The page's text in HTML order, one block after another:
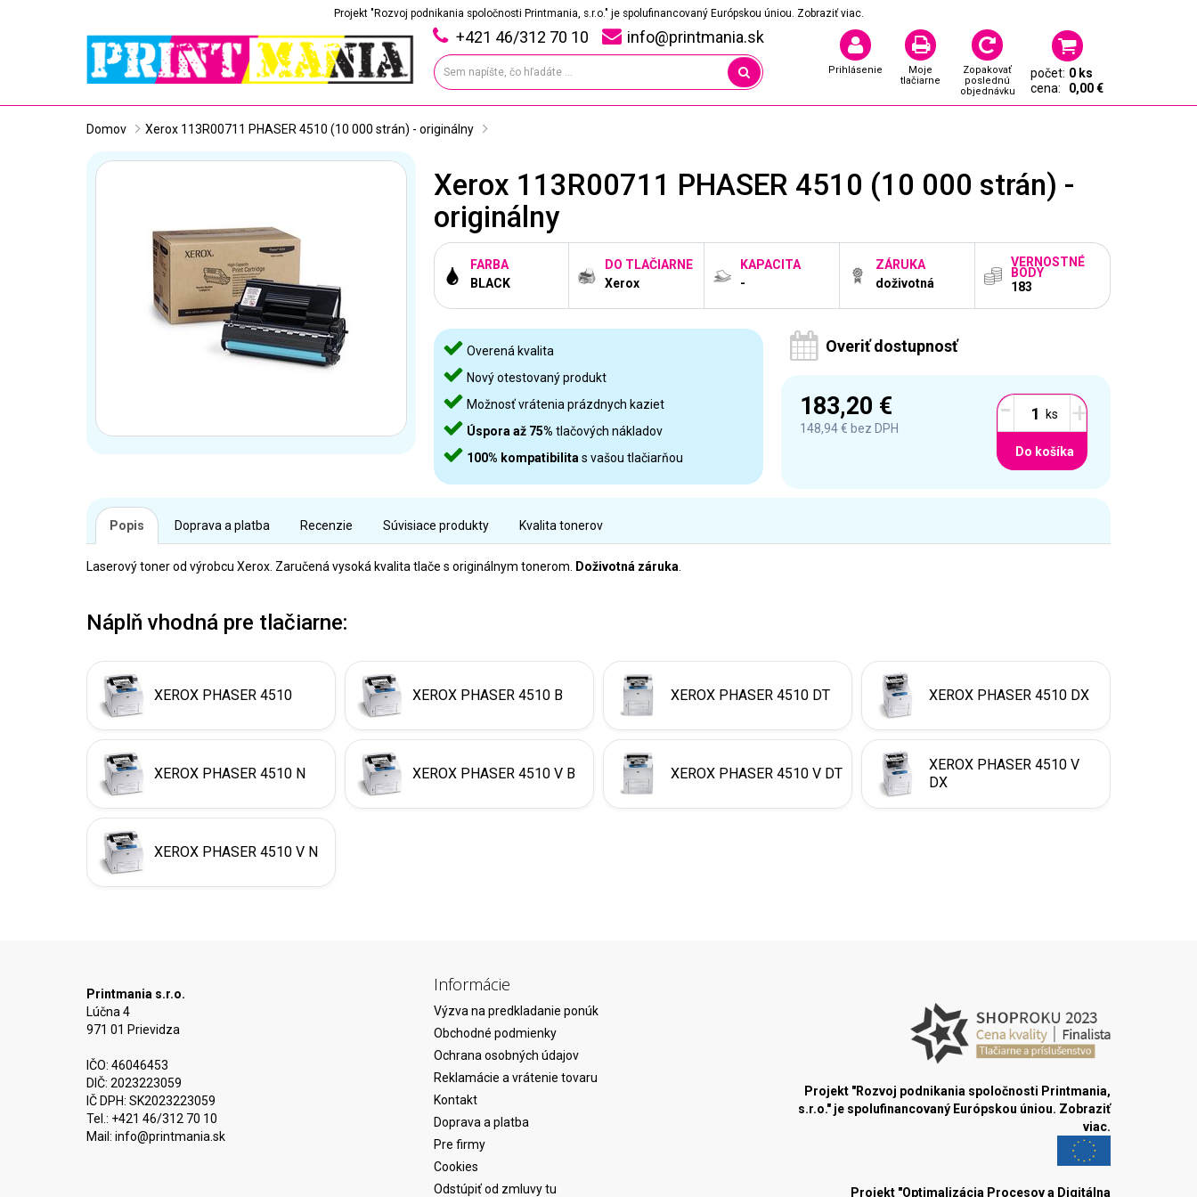
Projekt "Rozvoj podnikania spoločnosti Printmania, s.r.o." je spolufinancovaný Európskou úniou. Zobraziť viac.
+421 46/312 70 10 info@printmania.sk
Prihlásenie
Moje
tlačiarne
Zopakovať
poslednú
objednávku
počet: 0 ks
cena:
0,00 €
Domov Xerox 113R00711 PHASER 4510 (10 000 strán) - originálny
Xerox 113R00711 PHASER 4510 (10 000 strán) -
originálny
FARBA
BLACK
DO TLAČIARNE
Xerox
KAPACITA
-
ZÁRUKA
doživotná
VERNOSTNÉ
BODY
183
Overená kvalita
Nový otestovaný produkt
Možnosť vrátenia prázdnych kaziet
Úspora až 75% tlačových nákladov
100% kompatibilita s vašou tlačiarňou
Overiť dostupnosť
183,20 €
148,94 € bez DPH - +
Do košíka
Popis Doprava a platba Recenzie Súvisiace produkty Kvalita tonerov
Laserový toner od výrobcu Xerox. Zaručená vysoká kvalita tlače s originálnym tonerom. Doživotná záruka
Náplň vhodná pre tlačiarne:
XEROX PHASER 4510 XEROX PHASER 4510 B XEROX PHASER 4510 DT XEROX PHASER 4510 DX
XEROX PHASER 4510 N XEROX PHASER 4510 V B XEROX PHASER 4510 V DT
XEROX PHASER 4510 V
DX
XEROX PHASER 4510 V N
Printmania s.r.o.
Lúčna 4
971 01 Prievidza
IČO: 46046453
DIČ: 2023223059
IČ DPH: SK2023223059
Tel.: +421 46/312 70 10
Mail: info@printmania.sk
Informácie
Výzva na predkladanie ponúk
Obchodné podmienky
Ochrana osobných údajov
Reklamácie a vrátenie tovaru
Kontakt
Doprava a platba
Pre firmy
Cookies
Odstúpiť od zmluvy tu
Projekt "Rozvoj podnikania spoločnosti Printmania,
s.r.o." je spolufinancovaný Európskou úniou. Zobraziť
viac.
Projekt "Optimalizácia Procesov a Digitálna